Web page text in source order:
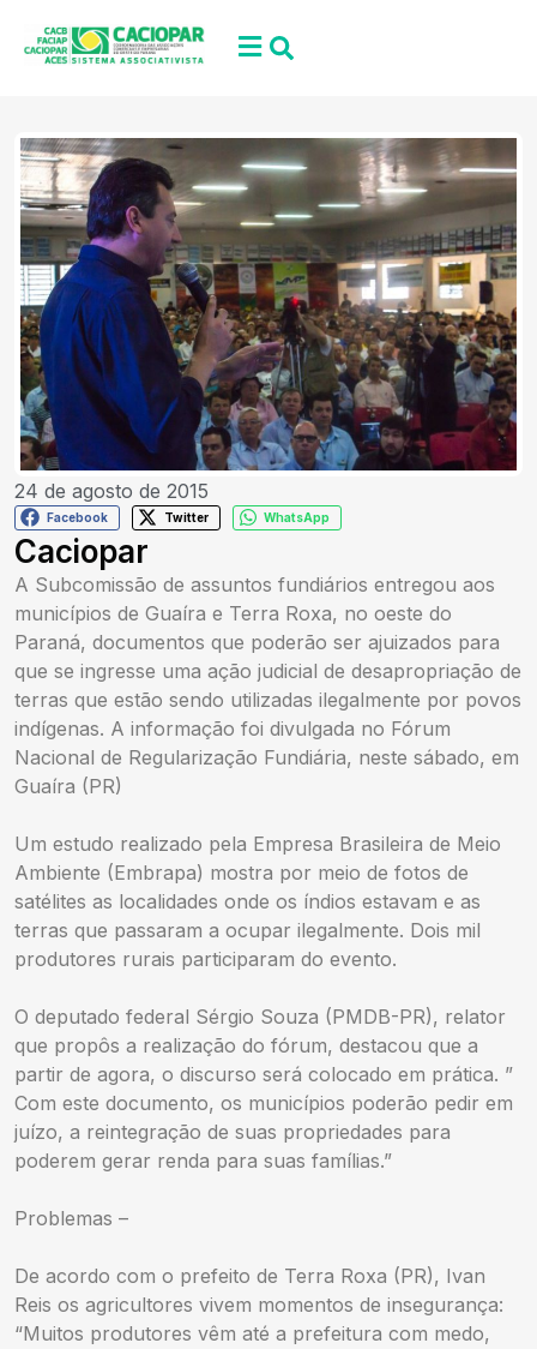
24 de agosto de 2015
Facebook Twitter WhatsApp
Caciopar
A Subcomissão de assuntos fundiários entregou aos
municípios de Guaíra e Terra Roxa, no oeste do
Paraná, documentos que poderão ser ajuizados para
que se ingresse uma ação judicial de desapropriação de
terras que estão sendo utilizadas ilegalmente por povos
indígenas. A informação foi divulgada no Fórum
Nacional de Regularização Fundiária, neste sábado, em
Guaíra (PR)
Um estudo realizado pela Empresa Brasileira de Meio
Ambiente (Embrapa) mostra por meio de fotos de
satélites as localidades onde os índios estavam e as
terras que passaram a ocupar ilegalmente. Dois mil
produtores rurais participaram do evento.
O deputado federal Sérgio Souza (PMDB-PR), relator
que propôs a realização do fórum, destacou que a
partir de agora, o discurso será colocado em prática. ”
Com este documento, os municípios poderão pedir em
juízo, a reintegração de suas propriedades para
poderem gerar renda para suas famílias.”
Problemas –
De acordo com o prefeito de Terra Roxa (PR), Ivan
Reis os agricultores vivem momentos de insegurança:
“Muitos produtores vêm até a prefeitura com medo,